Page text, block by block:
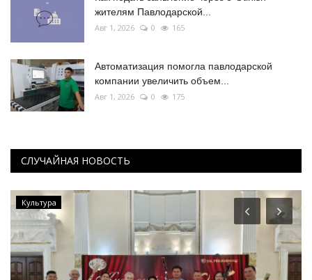
жителям Павлодарской...
Авг 1, 2026 0 165
Автоматизация помогла павлодарской
компании увеличить объем...
Авг 1, 2026 0 175
СЛУЧАЙНАЯ НОВОСТЬ
Культура